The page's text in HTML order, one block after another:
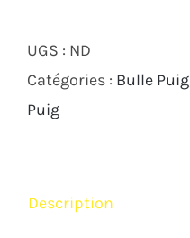
HONDA
XL750
UGS : ND
Catégories : Bulle Puig
Puig
Description